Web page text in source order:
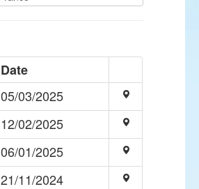
Date
05/03/2025
12/02/2025
06/01/2025
21/11/2024